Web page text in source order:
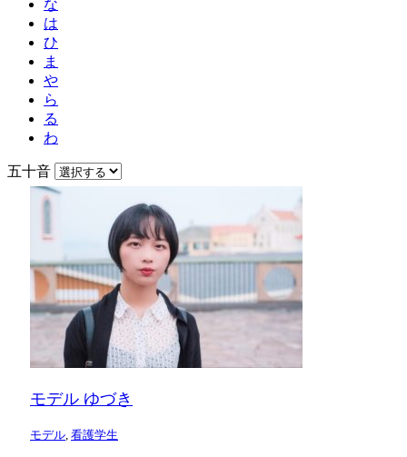
な
は
ひ
ま
や
ら
る
わ
五十音
モデル ゆづき
モデル, 看護学生